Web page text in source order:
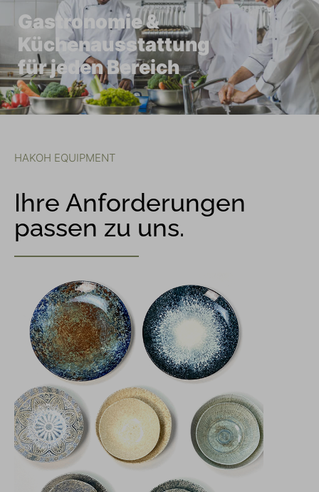
Gastronomie &
Küchenausstattung
für jeden Bereich
HAKOH EQUIPMENT
Ihre Anforderungen
passen zu uns.​